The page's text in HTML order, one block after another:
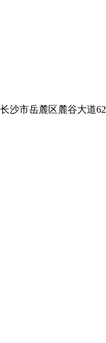
沙市岳麓区麓谷大道